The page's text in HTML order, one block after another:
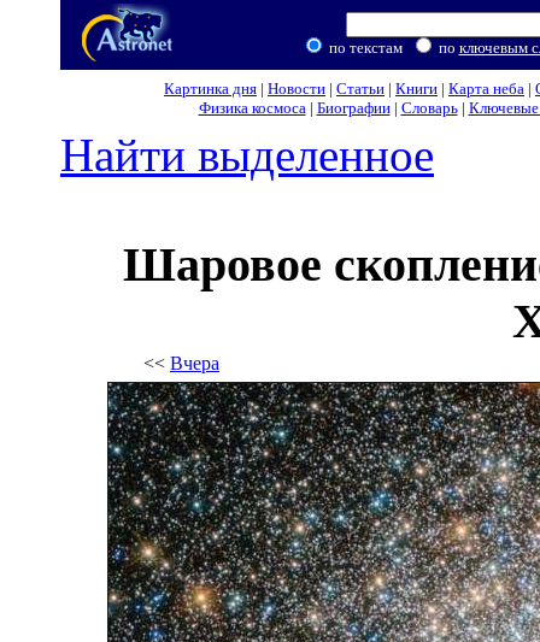
по текстам по ключевым
Картинка дня | Новости | Статьи | Книги | Карта неба |
Физика космоса| Биографии| Словарь| Ключевые
Найти выделенное
Шаровое
<< Вчера